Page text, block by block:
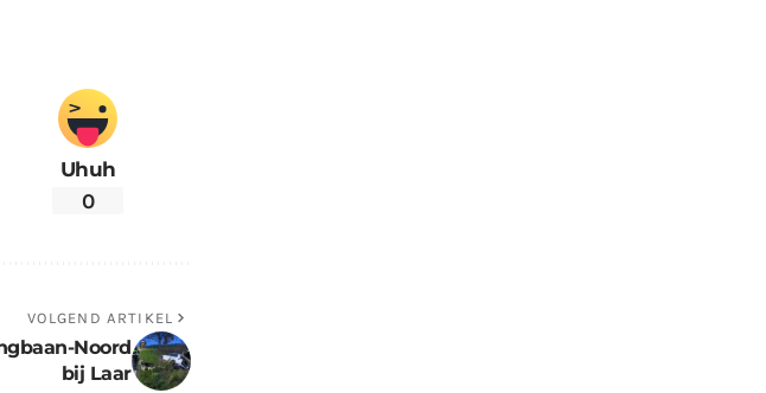
Uhuh
0
VOLGEND ARTIKEL
Noord
bij Laar